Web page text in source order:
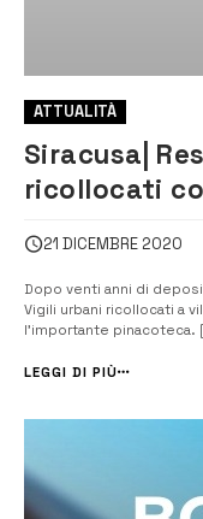
ATTUALITÀ
Siracusa|
ricollocati
21 DICEMBRE 2020
Dopo venti anni di
Vigili urbani ricollocati a
l’importante pinacoteca.
partire dal settembre del
LEGGI DI PIÙ